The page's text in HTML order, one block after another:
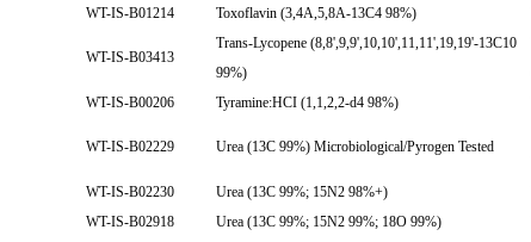
WT-IS-B01214
Toxoflavin (3,4A,5,8A-13C4 98%)
WT-IS-B03413
Trans-Lycopene (8,8',9,9',10,10',11,11',19,19'-13C10
99%)
WT-IS-B00206 Tyramine:HCI (1,1,2,2-d4 98%)
WT-IS-B02229 Urea (13C 99%) Microbiological/Pyrogen Tested
WT-IS-B02230 Urea (13C 99%; 15N2 98%+)
WT-IS-B02918
Urea (13C 99%; 15N2 99%; 18O 99%)